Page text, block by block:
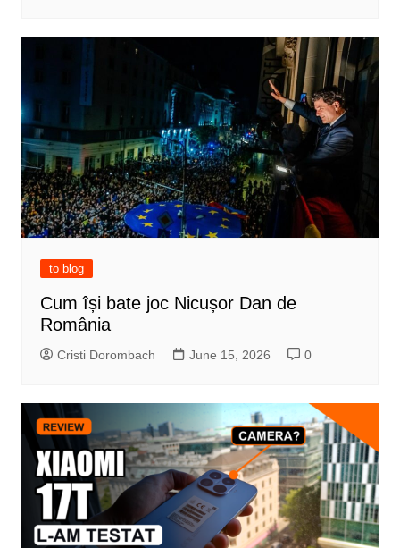
to blog
Cum își bate joc Nicușor Dan de
România
Cristi Dorombach June 15, 2026 0